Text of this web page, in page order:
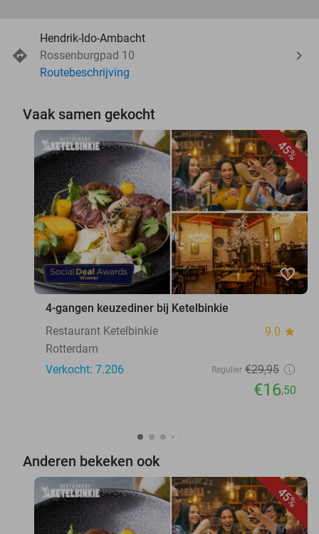
Hendrik-Ido-Ambacht
Rossenburgpad 10
Routebeschrijving
Vaak samen gekocht
45%
favorite_border
4-gangen keuzediner bij Ketelbinkie
Restaurant Ketelbinkie
9.0 star
Rotterdam
Verkocht: 7.206
Regulier €29,95
€16,50
Anderen bekeken ook
45%